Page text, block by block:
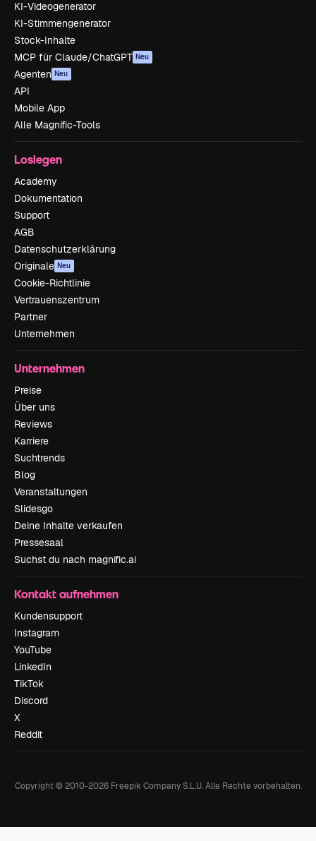
KI-Videogenerator
KI-Stimmengenerator
Stock-Inhalte
MCP für Claude/ChatGPT Neu
Agenten Neu
API
Mobile App
Alle Magnific-Tools
Loslegen
Academy
Dokumentation
Support
AGB
Datenschutzerklärung
Originale Neu
Cookie-Richtlinie
Vertrauenszentrum
Partner
Unternehmen
Unternehmen
Preise
Über uns
Reviews
Karriere
Suchtrends
Blog
Veranstaltungen
Slidesgo
Deine Inhalte verkaufen
Pressesaal
Suchst du nach magnific.ai
Kontakt aufnehmen
Kundensupport
Instagram
YouTube
LinkedIn
TikTok
Discord
X
Reddit
Copyright © 2010-2026Freepik Company S.L.U. Alle Rechte vorbehalten.